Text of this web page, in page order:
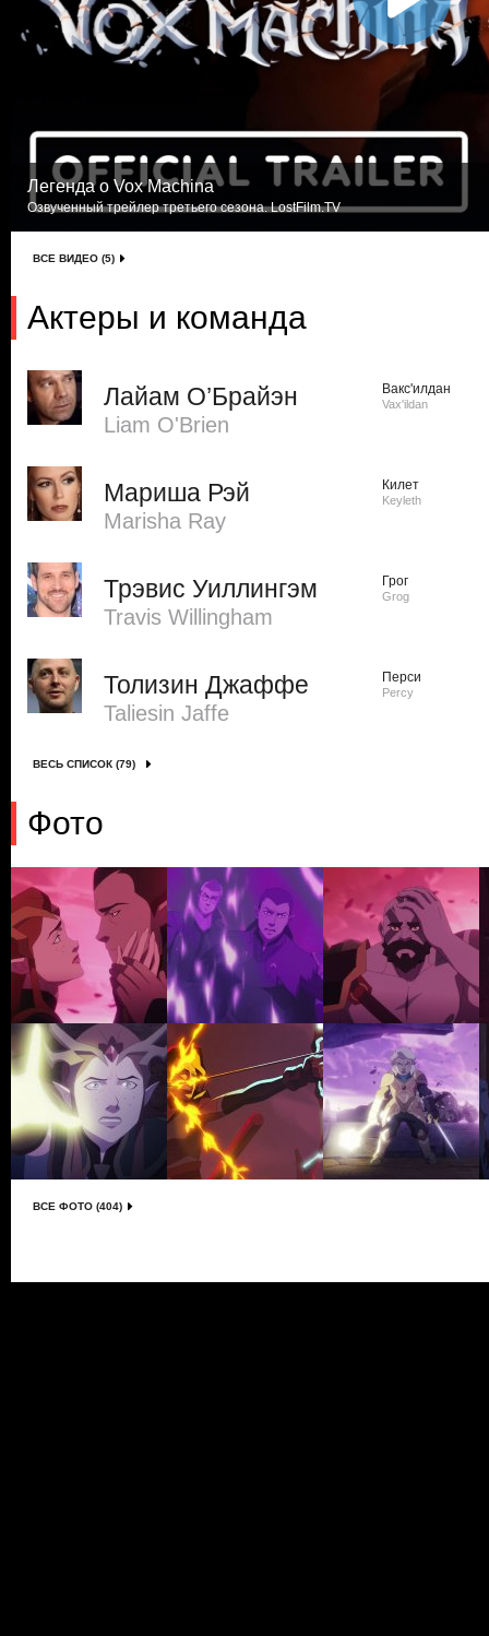
Легенда о Vox Machina
Озвученный трейлер третьего сезона. LostFilm.TV
ВСЕ ВИДЕО (5)
Актеры и команда
Лайам О’Брайэн
Liam O'Brien
Вакс'илдан
Vax'ildan
Мариша Рэй
Marisha Ray
Килет
Keyleth
Трэвис Уиллингэм
Travis Willingham
Грог
Grog
Толизин Джаффе
Taliesin Jaffe
Перси
Percy
ВЕСЬ СПИСОК (79)
Фото
ВСЕ ФОТО (404)